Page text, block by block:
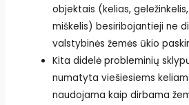
objektais (kelias,
miškelis) besiribojantieji ne
valstybinės žemės ūkio
Kita didelė probleminių
numatyta viešiesiems
naudojama kaip dirbama